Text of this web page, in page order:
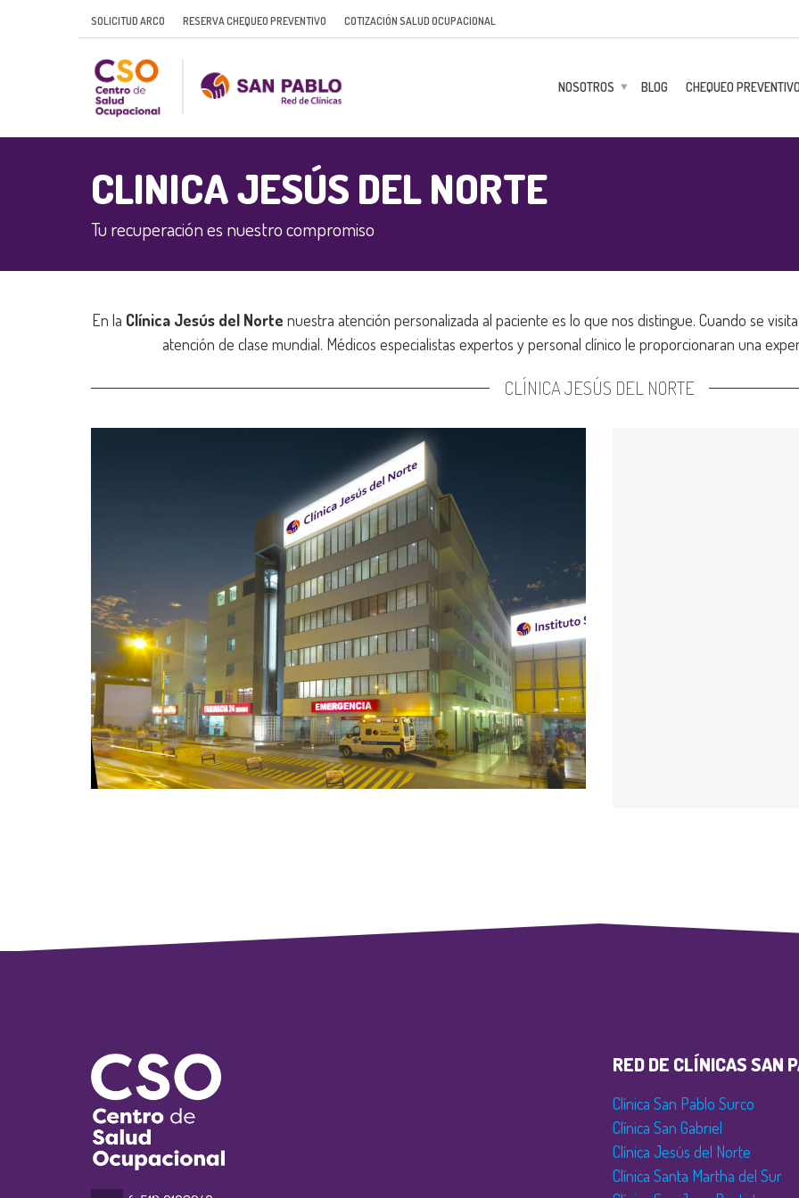
SOLICITUD ARCO RESERVA CHEQUEO PREVENTIVO COTIZACIÓN SALUD OCUPACIONAL
NOSOTROS BLOG CHEQUEO
CLINICA JESÚS DEL NORTE
Tu recuperación es nuestro compromiso
En la Clínica Jesús del Norte nuestra atención personalizada al paciente es lo que nos distingue. Cuando se
atención de clase mundial. Médicos especialistas expertos y personal clínico le proporcionaran una
CLÍNICA JESÚS DEL NORTE
RED DE CLÍNICAS SAN
Clínica San Pablo Surco
Clínica San Gabriel
Clínica Jesús del Norte
Clínica Santa Martha del Sur